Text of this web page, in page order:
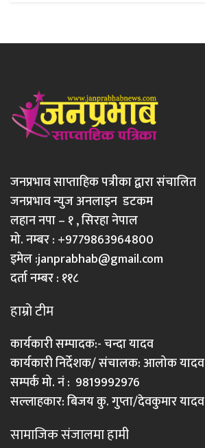
जनप्रभाव साप्ताहिक पत्रीका द्वारा संचालित
जनप्रभाव न्युज अनलाइन डटकम
लहान नपा – १ , सिरहा नेपाल
मो. नम्बर : +9779863964800
इमेल :janprabhab@gmail.com
दर्ता नम्बर : ११८
हाम्रो टीम
कार्यकारी सम्पादक:- चन्दा यादव
कार्यकारी निर्देशक/ संचालक: आलोक यादव
सम्पर्क मो. नं : 9819992976
सल्लाहकार: बिजय कु. गुप्ता/देवकुमार यादव
सामाजिक संजालमा हामी